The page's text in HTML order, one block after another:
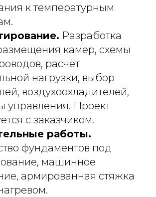
к температурным
Разработка
камер, схемы
расчёт
нагрузки, выбор
воздухоохладителей,
управления. Проект
с заказчиком.
работы.
фундаментов под
машинное
армированная стяжка